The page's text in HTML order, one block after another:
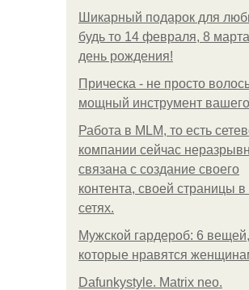
Шикарный подарок для
будь то 14 февраля, 8
день рождения!
Прическа - не просто
мощный инструмент вашего
Работа в MLM, то есть
компании сейчас
связана с создание своего
контента, своей страницы в
сетях.
Мужской гардероб: 6 вещей,
которые нравятся
Dafunkystyle. Matrix neo.